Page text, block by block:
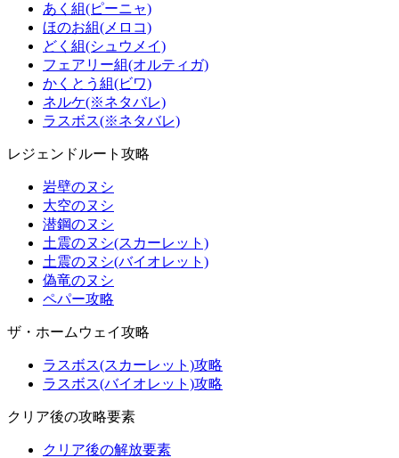
あく組(ピーニャ)
ほのお組(メロコ)
どく組(シュウメイ)
フェアリー組(オルティガ)
かくとう組(ビワ)
ネルケ(※ネタバレ)
ラスボス(※ネタバレ)
レジェンドルート攻略
岩壁のヌシ
大空のヌシ
潜鋼のヌシ
土震のヌシ(スカーレット)
土震のヌシ(バイオレット)
偽竜のヌシ
ペパー攻略
ザ・ホームウェイ攻略
ラスボス(スカーレット)攻略
ラスボス(バイオレット)攻略
クリア後の攻略要素
クリア後の解放要素